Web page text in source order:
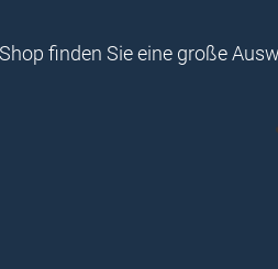
finden Sie eine große